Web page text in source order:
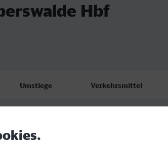
Hbf
Umstiege Verkehrsmittel